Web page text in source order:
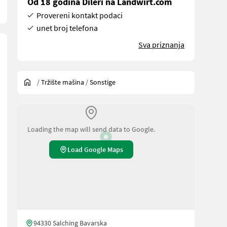
Provereni kontakt podaci
unet broj telefona
Sva priznanja
/Tržište mašina /Sonstige
Loading the map will send data to Google.
Load Google Maps
94330 Salching Bavarska